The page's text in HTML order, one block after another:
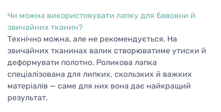
Чи можна використовувати лапку для бавовни й
звичайних тканин?
Технічно можна, але не рекомендується. На
звичайних тканинах валик створюватиме утиски й
деформувати полотно. Роликова лапка
спеціалізована для липких, скользких й важких
матеріалів — саме для них вона дає найкращий
результат.